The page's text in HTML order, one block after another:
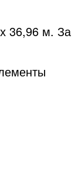
36,96 м. За